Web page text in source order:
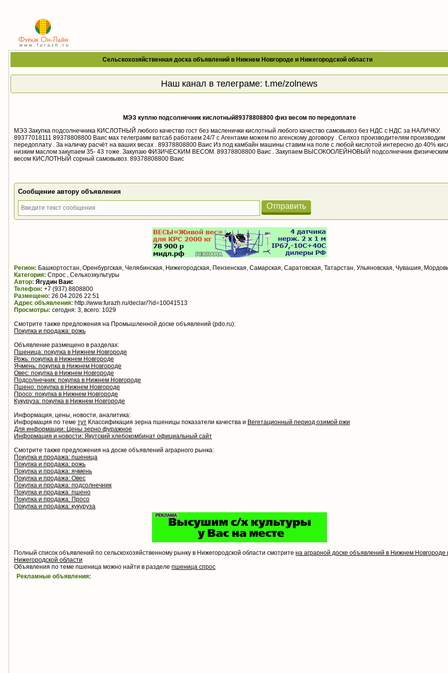
Сельскохозяйственная доска объявлений в Нижнем Новгороде и Нижегородской области
Наш канал в телеграме: t.me/zolnews
МЭЗ куплю подсолнечник кислотный89378808800 физ весом по передоплате
МЭЗ Закупка подсолнечника КИСЛОТНЫЙ любого качество гост без масленички кислотный любого качество самовывоз без НДС с НДС за НАЛИЧКУ.
89377018111 89378808800 Ваис мах телеграмм ватсаб работаем 24/7 с Агентами можем по агенскому договору . Селхоз производителям производим
передоплату . За наличку расчёт на ваших весах . 89378808800 Ваис Из под камбайн машины ставим на поле с любой кислотой интересно до 40%
низким маслом закупаем 35- 43 тоже. Закупаю ФИЗИЧЕСКИМ ВЕСОМ. 89378808800 Ваис . Закупаем ВЫСОКООЛЕЙНОВЫЙ подсолнечник физическим
весом КИСЛОТНЫЙ сорный самовывоз. 89378808800 Ваис
Сообщение автору объявления
Отправить
Регион: Башкортостан, Оренбургская, Челябинская, Нижегородская, Пензенская, Самарская, Саратовская, Татарстан, Ульяновская, Чувашия,
Категория: Спрос , Сельхозкультуры
Автор: Ягудин Ваис
Телефон: +7 (937) 8808800
Размещено: 26.04.2026 22:51
Адрес объявления: http://www.furazh.ru/declar/?id=10041513
Просмотры: сегодня: 3, всего: 1029
Смотрите также предложения на Промышленной доске объявлений (pdo.ru):
Покупка и продажа: рожь
Объявление размещено в разделах:
Пшеница: покупка в Нижнем Новгороде
Рожь: покупка в Нижнем Новгороде
Ячмень: покупка в Нижнем Новгороде
Овес: покупка в Нижнем Новгороде
Подсолнечник: покупка в Нижнем Новгороде
Пшено: покупка в Нижнем Новгороде
Просо: покупка в Нижнем Новгороде
Кукуруза: покупка в Нижнем Новгороде
Информация, цены, новости, аналитика:
Информация по теме тут Классификация зерна пшеницы показатели качества и Вегетационный период озимой ржи
Для информации: Цены зерно фуражное
Информация и новости: Якутский хлебокомбинат официальный сайт
Смотрите также предложения на доске объявлений аграрного рынка:
Покупка и продажа: пшеница
Покупка и продажа: рожь
Покупка и продажа: ячмень
Покупка и продажа: Овес
Покупка и продажа: подсолнечник
Покупка и продажа: пшено
Покупка и продажа: Просо
Покупка и продажа: кукуруза
Полный список объявлений по сельскохозяйственному рынку в Нижегородской области смотрите на аграрной доске объявлений в Нижнем Новгороде
Нижегородской области
Объявления по теме пшеница можно найти в разделе пшеница спрос
Рекламные объявления: